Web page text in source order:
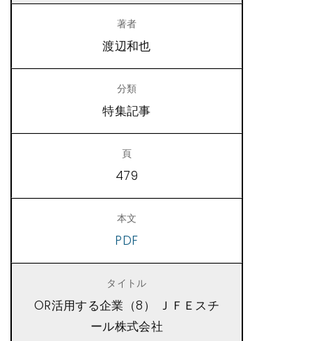
渡辺和也
特集記事
479
PDF
OR活用する企業（8） ＪＦＥスチ
ール株式会社